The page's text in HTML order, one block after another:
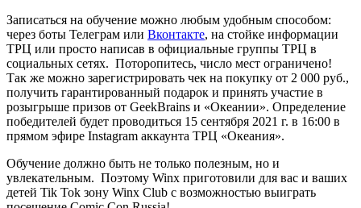
Записаться на обучение можно любым удобным способом:
через боты Телеграм или Вконтакте, на стойке информации
ТРЦ или просто написав в официальные группы ТРЦ в
социальных сетях. Поторопитесь, число мест ограничено!
Так же можно зарегистрировать чек на покупку от 2 000 руб.,
получить гарантированный подарок и принять участие в
розыгрыше призов от GeekBrains и «Океании». Определение
победителей будет проводиться 15 сентября 2021 г. в 16:00 в
прямом эфире Instagram аккаунта ТРЦ «Океания».
Обучение должно быть не только полезным, но и
увлекательным. Поэтому Winx приготовили для вас и ваших
детей Tik Tok зону Winx Club с возможностью выиграть